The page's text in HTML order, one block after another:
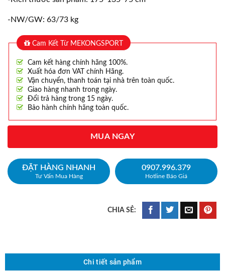
-NW/GW: 63/73 kg
Cam Kết Từ MEKONGSPORT
Cam kết hàng chính hãng 100%.
Xuất hóa đơn VAT chính Hãng.
Vận chuyển, thanh toán tại nhà trên toàn quốc.
Giao hàng nhanh trong ngày.
Đổi trả hàng trong 15 ngày.
Bảo hành chính hãng toàn quốc.
MUA NGAY
ĐẶT HÀNG NHANH
Tư Vấn Mua Hàng
0907.996.379
Hotline Báo Giá
Chi tiết sản phẩm